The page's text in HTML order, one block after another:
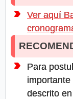
Ver aquí
Para
descrito